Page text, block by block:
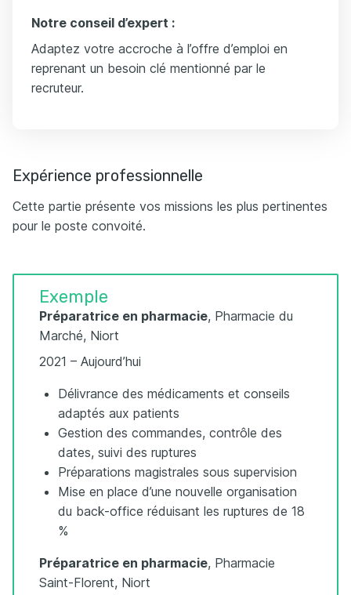
Notre conseil d’expert :
Adaptez votre accroche à l’offre d’emploi en
reprenant un besoin clé mentionné par le
recruteur.
Expérience professionnelle
Cette partie présente vos missions les plus pertinentes
pour le poste convoité.
Exemple
Préparatrice en pharmacie, Pharmacie du
Marché, Niort
2021 – Aujourd’hui
Délivrance des médicaments et conseils
adaptés aux patients
Gestion des commandes, contrôle des
dates, suivi des ruptures
Préparations magistrales sous supervision
Mise en place d’une nouvelle organisation
du back-office réduisant les ruptures de 18
%
Préparatrice en pharmacie, Pharmacie
Saint-Florent, Niort